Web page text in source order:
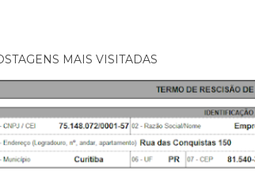
MAIS VISITADAS